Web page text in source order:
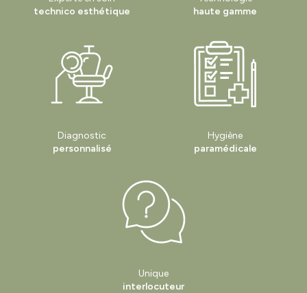
technico esthétique
haute gamme
Diagnostic
personnalisé
Hygiène
paramédicale
Unique
interlocuteur